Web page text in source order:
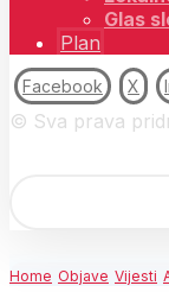
Glas
Plan
Facebook X
© Sva prava
Home Objave Vijesti